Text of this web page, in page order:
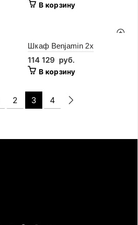
В корзину
Шкаф Benjamin 2x
114 129 руб.
В корзину
2 3 4